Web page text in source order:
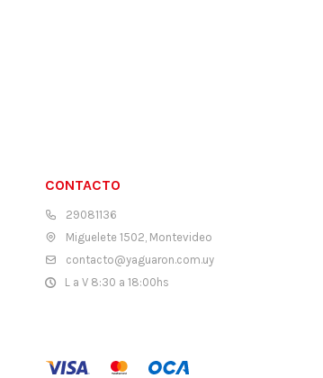
CONTACTO
29081136
Miguelete 1502, Montevideo
contacto@yaguaron.com.uy
L a V 8:30 a 18:00hs